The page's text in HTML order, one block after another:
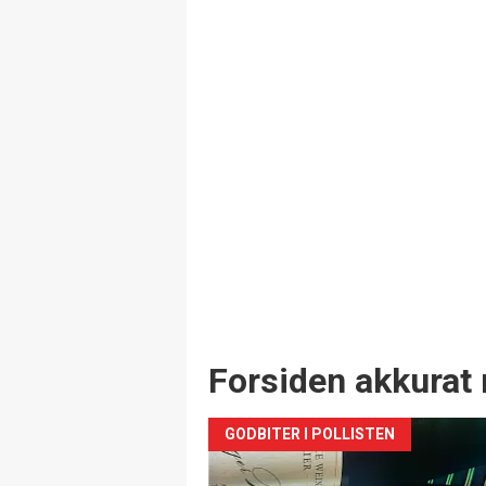
Forsiden akkurat
GODBITER I POLLISTEN